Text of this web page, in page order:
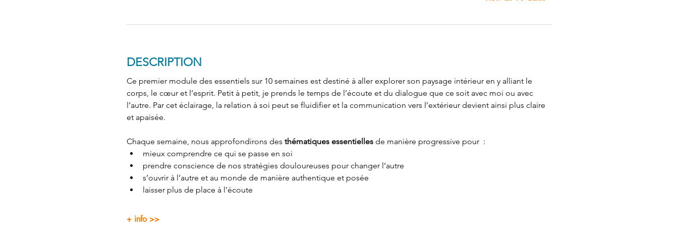
DESCRIPTION
Ce premier module des essentiels sur 10 semaines est destiné à aller explorer son paysage intérieur en y alliant le
corps, le cœur et l’esprit. Petit à petit, je prends le temps de l’écoute et du dialogue que ce soit avec moi ou avec
l’autre. Par cet éclairage, la relation à soi peut se fluidifier et la communication vers l’extérieur devient ainsi plus claire
et apaisée.
Chaque semaine, nous approfondirons des thématiques essentielles de manière progressive pour  :
mieux comprendre ce qui se passe en soi
prendre conscience de nos stratégies douloureuses pour changer l’autre
s’ouvrir à l’autre et au monde de manière authentique et posée
laisser plus de place à l’écoute
+ info >>